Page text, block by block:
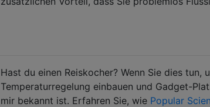
Hast du einen Reiskocher? Wenn Sie dies
Temperaturregelung einbauen und Gadget-
mir bekannt ist. Erfahren Sie, wie Popular